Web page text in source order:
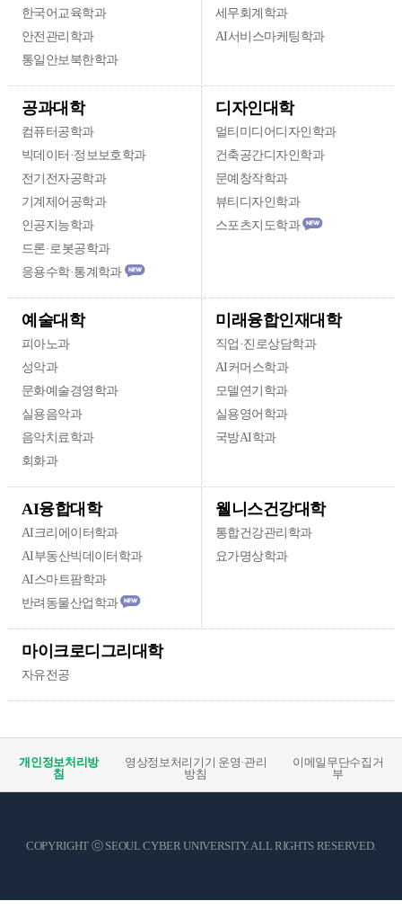
한국어교육학과
안전관리학과
통일안보북한학과
세무회계학과
AI서비스마케팅학과
공과대학
컴퓨터공학과
빅데이터·정보보호학과
전기전자공학과
기계제어공학과
인공지능학과
드론·로봇공학과
응용수학·통계학과
디자인대학
멀티미디어디자인학과
건축공간디자인학과
문예창작학과
뷰티디자인학과
스포츠지도학과
예술대학
피아노과
성악과
문화예술경영학과
실용음악과
음악치료학과
회화과
미래융합인재대학
직업·진로상담학과
AI커머스학과
모델연기학과
실용영어학과
국방AI학과
AI융합대학
AI크리에이터학과
AI부동산빅데이터학과
AI스마트팜학과
반려동물산업학과
웰니스건강대학
통합건강관리학과
요가명상학과
마이크로디그리대학
자유전공
개인정보처리방
침
영상정보처리기기 운영·관리
방침
이메일무단수집거
부
COPYRIGHT ⓒ SEOUL CYBER UNIVERSITY. ALL RIGHTS RESERVED.